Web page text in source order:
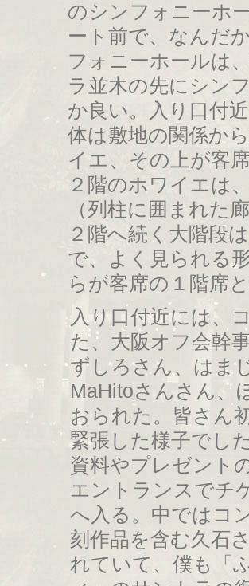
のシンフォニーホ
ート前で、なんだ
フォニーホールは
ラ並木の先にシン
か良い。入り口付
体は敷地の関係か
イエ、その上が客
２階のホワイエは
（列柱に囲まれた
２階へ続く大階段
で、よく見られる
らが客席の１階席
入り口付近には、
た、大阪オフ会幹
ずしろさん、はま
MaHitoさんさん、
おられた。皆さん
緊張した様子でし
資料やプレゼント
エントランスでチ
へ入る。中ではコ
刻作品を含む久石
れていて、僕も「